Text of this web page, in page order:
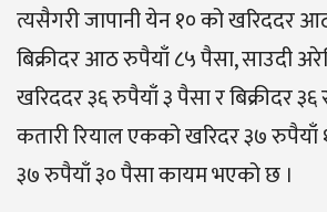
त्यसैगरी जापानी येन १० को खरिददर
बिक्रीदर आठ रुपैयाँ ८५ पैसा, साउदी
खरिददर ३६ रुपैयाँ ३ पैसा र बिक्रीदर
कतारी रियाल एकको खरिदर ३७ रुपैयाँ
३७ रुपैयाँ ३० पैसा कायम भएको छ ।